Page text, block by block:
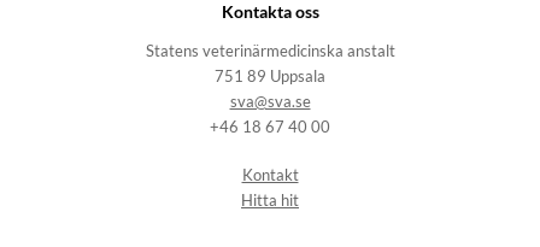
Kontakta oss
Statens veterinärmedicinska anstalt
751 89 Uppsala
sva@sva.se
+46 18 67 40 00
Kontakt
Hitta hit